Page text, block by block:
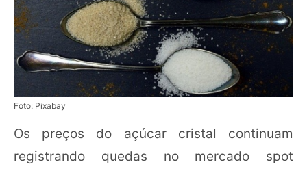
Foto: Pixabay
Os preços do açúcar cristal continuam
registrando quedas no mercado spot